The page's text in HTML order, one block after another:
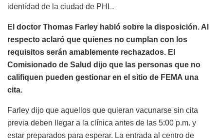
identidad de la ciudad de PHL.
El doctor Thomas Farley habló sobre la disposición. Al
respecto aclaró que quienes no cumplan con los
requisitos serán amablemente rechazados. El
Comisionado de Salud dijo que las personas que no
califiquen pueden gestionar en el sitio de FEMA una
cita.
Farley dijo que aquellos que quieran vacunarse sin cita
previa deben llegar a la clínica antes de las 5:00 p.m. y
estar preparados para esperar. La entrada al centro de